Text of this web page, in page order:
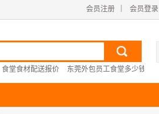
会员注册 会员登录
食堂食材配送报价 东莞外包员工食堂多少钱